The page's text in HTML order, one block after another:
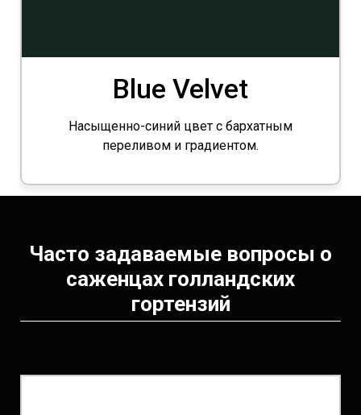
Blue Velvet
Насыщенно-синий цвет с бархатным
переливом и градиентом.
Часто задаваемые вопросы о
саженцах голландских
гортензий